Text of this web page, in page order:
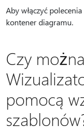
Aby włączyć polecenia
kontener diagramu.
Czy
pomocą